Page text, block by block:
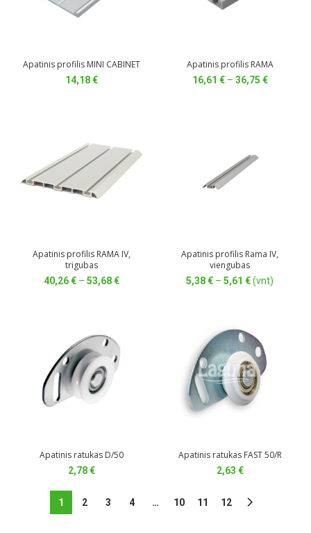
Apatinis profilis MINI CABINET
14,18€
Apatinis profilis RAMA
16,61 € – 36,75 €Price
Apatinis profilis RAMA IV,
trigubas
40,26€ – 53,68€Price
Apatinis profilis Rama IV,
viengubas
5,38€ – 5,61 €Price
(vnt)
Apatinis ratukas D/50
2,78€
Apatinis ratukas FAST 50/R
2,63 €
1 2 3 4 … 10 11 12